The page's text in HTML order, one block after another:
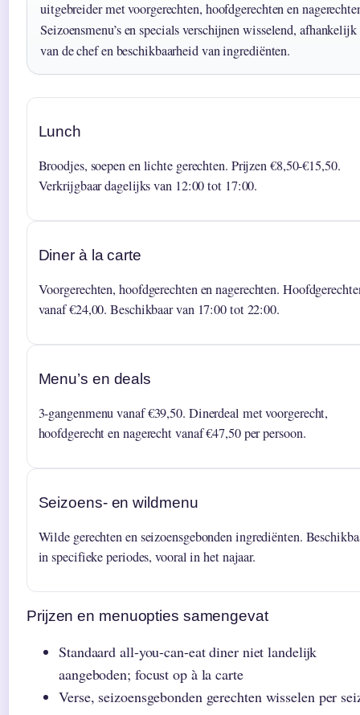
uitgebreider met voorgerechten, hoofdgerechten en
Seizoensmenu’s en specials verschijnen wisselend, afhankelijk
van de chef en beschikbaarheid van ingrediënten.
Lunch
Broodjes, soepen en lichte gerechten. Prijzen €8,50-€15,50.
Verkrijgbaar dagelijks van 12:00 tot 17:00.
Diner à la carte
Voorgerechten, hoofdgerechten en nagerechten.
vanaf €24,00. Beschikbaar van 17:00 tot 22:00.
Menu’s en deals
3-gangenmenu vanaf €39,50. Dinerdeal met voorgerecht,
hoofdgerecht en nagerecht vanaf €47,50 per persoon.
Seizoens- en wildmenu
Wilde gerechten en seizoensgebonden ingrediënten.
in specifieke periodes, vooral in het najaar.
Prijzen en menuopties samengevat
Standaard all-you-can-eat diner niet landelijk
aangeboden; focust op à la carte
Verse, seizoensgebonden gerechten wisselen per